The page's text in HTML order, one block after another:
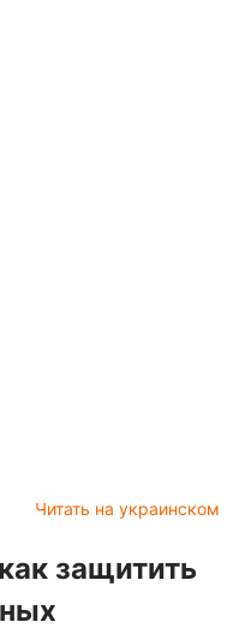
Читать на украинском
защитить